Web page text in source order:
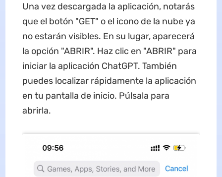
Una vez descargada la aplicación, notarás
que el botón "GET" o el icono de la nube ya
no estarán visibles. En su lugar, aparecerá
la opción "ABRIR". Haz clic en "ABRIR" para
iniciar la aplicación ChatGPT. También
puedes localizar rápidamente la aplicación
en tu pantalla de inicio. Púlsala para
abrirla.